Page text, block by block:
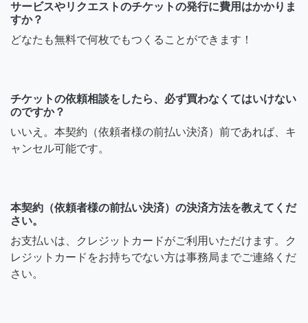
サービスやリクエストのチケットの発行に費用はかかりま
すか？
どなたも無料で何枚でもつくることができます！
チケットの依頼相談をしたら、必ず買わなくてはいけない
のですか？
いいえ。本契約（依頼者様の前払い決済）前であれば、キ
ャンセル可能です。
本契約（依頼者様の前払い決済）の決済方法を教えてくだ
さい。
お支払いは、クレジットカードがご利用いただけます。ク
レジットカードをお持ちでない方は事務局までご連絡くだ
さい。